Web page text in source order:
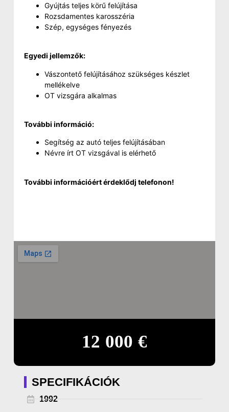
Gyújtás teljes körű felújítása
Rozsdamentes karosszéria
Szép, egységes fényezés
Egyedi jellemzők:
Vászontető felújításához szükséges készlet
mellékelve
OT vizsgára alkalmas
További információ:
Segítség az autó teljes felújításában
Névre írt OT vizsgával is elérhető
További információért érdeklődj telefonon!
12 000 €
SPECIFIKÁCIÓK
1992